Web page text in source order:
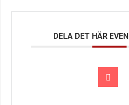
DELA DET HÄR